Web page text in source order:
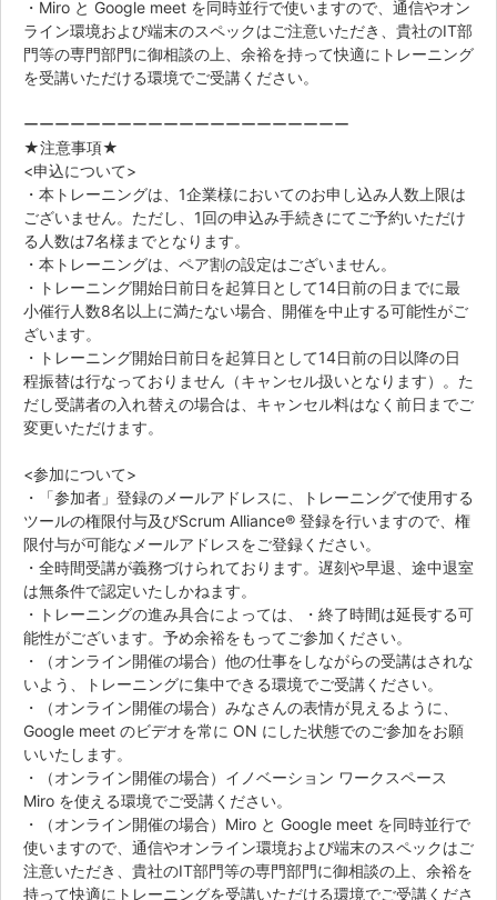
・Miro と Google meet を同時並行で使いますので、通信やオン
ライン環境および端末のスペックはご注意いただき、貴社のIT部
門等の専門部門に御相談の上、余裕を持って快適にトレーニング
を受講いただける環境でご受講ください。
ーーーーーーーーーーーーーーーーーーーーー
★注意事項★
<申込について>
・本トレーニングは、1企業様においてのお申し込み人数上限は
ございません。ただし、1回の申込み手続きにてご予約いただけ
る人数は7名様までとなります。
・本トレーニングは、ペア割の設定はございません。
・トレーニング開始日前日を起算日として14日前の日までに最
小催行人数8名以上に満たない場合、開催を中止する可能性がご
ざいます。
・トレーニング開始日前日を起算日として14日前の日以降の日
程振替は行なっておりません（キャンセル扱いとなります）。た
だし受講者の入れ替えの場合は、キャンセル料はなく前日までご
変更いただけます。
<参加について>
・「参加者」登録のメールアドレスに、トレーニングで使用する
ツールの権限付与及びScrum Alliance® 登録を行いますので、権
限付与が可能なメールアドレスをご登録ください。
・全時間受講が義務づけられております。遅刻や早退、途中退室
は無条件で認定いたしかねます。
・トレーニングの進み具合によっては、・終了時間は延長する可
能性がございます。予め余裕をもってご参加ください。
・（オンライン開催の場合）他の仕事をしながらの受講はされな
いよう、トレーニングに集中できる環境でご受講ください。
・（オンライン開催の場合）みなさんの表情が見えるように、
Google meet のビデオを常に ON にした状態でのご参加をお願
いいたします。
・（オンライン開催の場合）イノベーション ワークスペース
Miro を使える環境でご受講ください。
・（オンライン開催の場合）Miro と Google meet を同時並行で
使いますので、通信やオンライン環境および端末のスペックはご
注意いただき、貴社のIT部門等の専門部門に御相談の上、余裕を
持って快適にトレーニングを受講いただける環境でご受講くださ